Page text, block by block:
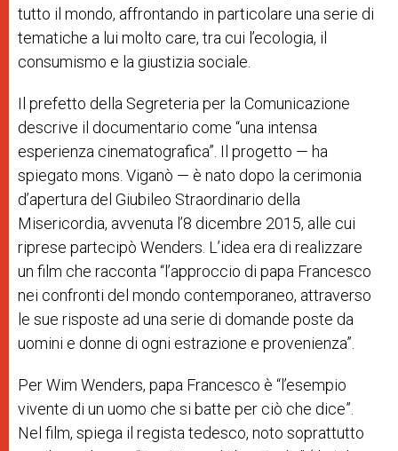
tutto il mondo, affrontando in particolare una serie di
tematiche a lui molto care, tra cui l’ecologia, il
consumismo e la giustizia sociale.
Il prefetto della Segreteria per la Comunicazione
descrive il documentario come “una intensa
esperienza cinematografica”. Il progetto — ha
spiegato mons. Viganò — è nato dopo la cerimonia
d’apertura del Giubileo Straordinario della
Misericordia, avvenuta l’8 dicembre 2015, alle cui
riprese partecipò Wenders. L’idea era di realizzare
un film che racconta “l’approccio di papa Francesco
nei confronti del mondo contemporaneo, attraverso
le sue risposte ad una serie di domande poste da
uomini e donne di ogni estrazione e provenienza”.
Per Wim Wenders, papa Francesco è “l’esempio
vivente di un uomo che si batte per ciò che dice”.
Nel film, spiega il regista tedesco, noto soprattutto